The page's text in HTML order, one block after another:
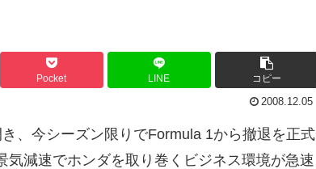
Pocket LINE コピー
2008.12.05
、今シーズン限りでFormula 1から撤退を正式
減速でホンダを取り巻くビジネス環境が急速